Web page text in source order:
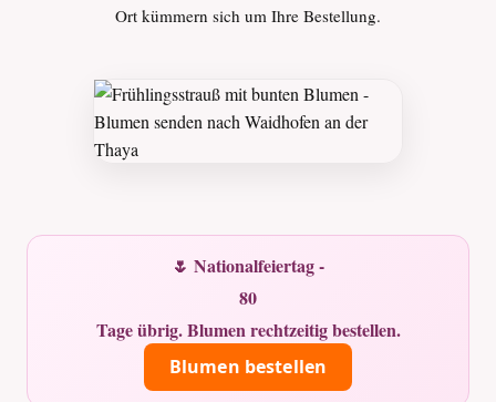
Ort kümmern sich um Ihre Bestellung.
🌷 Nationalfeiertag -
80
Tage übrig. Blumen rechtzeitig bestellen.
Blumen bestellen